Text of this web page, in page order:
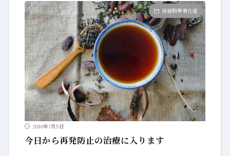
後縦靭帯骨化症
2016年7月5日
今日から再発防止の治療に入ります